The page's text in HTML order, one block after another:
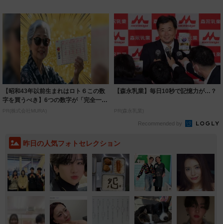
【昭和43年以前生まれはロト６この数
字を買うべき】6つの数字が「完全一
致」する方...
PR(株式会社MURA)
【森永乳業】毎日10秒で記憶力が…？
PR(森永乳業)
Recommended by
昨日の人気フォトセレクション